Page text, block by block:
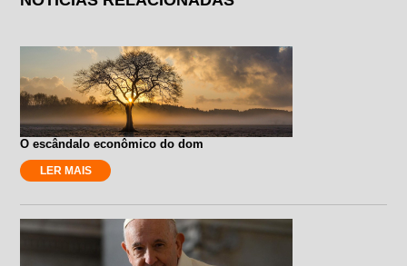
O escândalo econômico do dom
LER MAIS